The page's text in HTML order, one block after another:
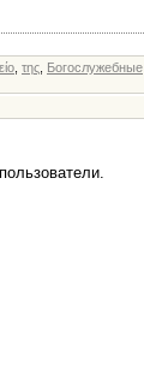
, της,
Богослужебные